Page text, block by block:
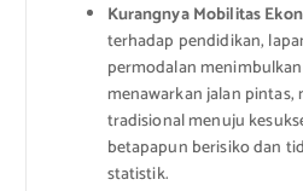
Kurangnya Mobilitas
terhadap pendidikan,
permodalan
menawarkan jalan pintas,
tradisional menuju
betapapun berisiko dan
statistik.